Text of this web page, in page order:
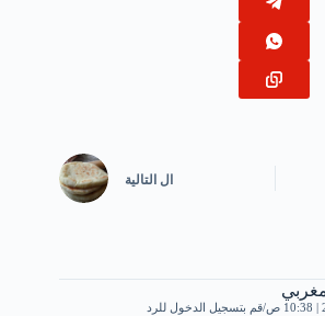
ال التالية
قم بتسجيل الدخول للرد